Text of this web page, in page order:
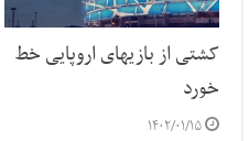
کشتی از بازیهای اروپایی خط
خورد
۱۴۰۲/۰۱/۱۵